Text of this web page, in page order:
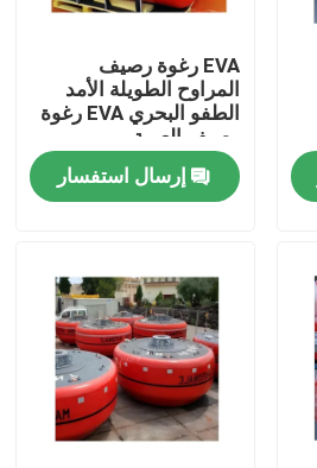
EVA رغوة رصيف
المراوح الطويلة الأمد
الطفو البحري EVA رغوة
رصيف العربة
إرسال استفسار